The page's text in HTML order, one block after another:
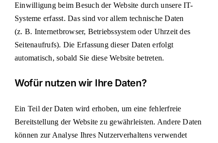
Einwilligung beim Besuch der Website durch unsere IT-
Systeme erfasst. Das sind vor allem technische Daten
(z. B. Internetbrowser, Betriebssystem oder Uhrzeit des
Seitenaufrufs). Die Erfassung dieser Daten erfolgt
automatisch, sobald Sie diese Website betreten.
Wofür nutzen wir Ihre Daten?
Ein Teil der Daten wird erhoben, um eine fehlerfreie
Bereitstellung der Website zu gewährleisten. Andere Daten
können zur Analyse Ihres Nutzerverhaltens verwendet